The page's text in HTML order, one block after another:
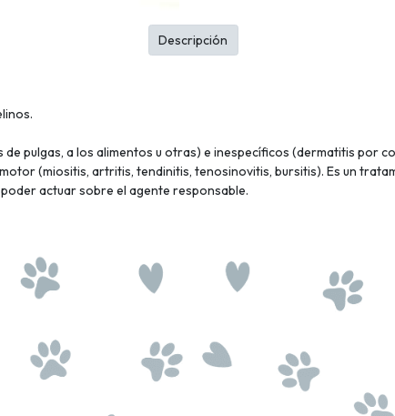
pulgas, a los alimentos u otras) e inespecíficos (dermatitis por
(miositis, artritis, tendinitis, tenosinovitis, bursitis). Es un
actuar sobre el agente responsable.
Descripción